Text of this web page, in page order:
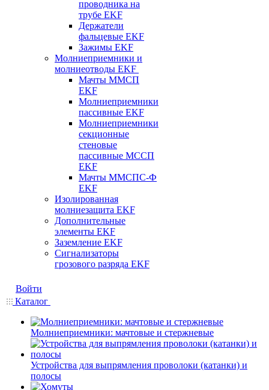
проводника на
трубе EKF
Держатели
фальцевые EKF
Зажимы EKF
Молниеприемники и
молниеотводы EKF
Мачты ММСП
EKF
Молниеприемники
пассивные EKF
Молниеприемники
секционные
стеновые
пассивные МССП
EKF
Мачты ММСПС-Ф
EKF
Изолированная
молниезащита EKF
Дополнительные
элементы EKF
Заземление EKF
Сигнализаторы
грозового разряда EKF
Войти
Каталог
Молниеприемники: мачтовые и стержневые
Устройства для выпрямления проволоки (катанки) и
полосы